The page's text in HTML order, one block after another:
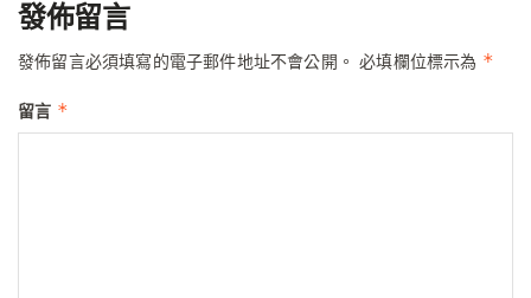
發佈留言
發佈留言必須填寫的電子郵件地址不會公開。 必填欄位標示為 *
留言 *